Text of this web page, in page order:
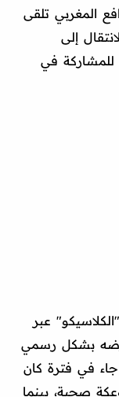
المغربي تلقى
إلى
في
عبر
عرضه بشكل رسمي
في فترة كان
صحية، بينما